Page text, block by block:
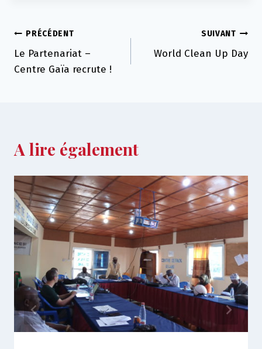
Navigation
de
PRÉCÉDENT
Le Partenariat –
Centre Gaïa recrute !
SUIVANT
World Clean Up Day
A lire également